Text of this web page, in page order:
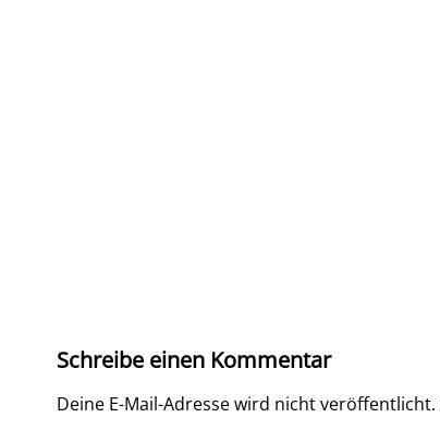
Schreibe einen Kommentar
Deine E-Mail-Adresse wird nicht veröffentlicht.